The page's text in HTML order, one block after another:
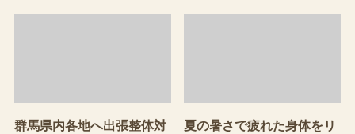
群馬県内各地へ出張整体対 夏の暑さで疲れた身体をリ